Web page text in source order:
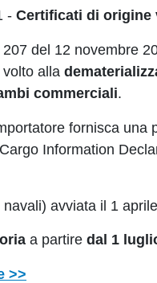
- Certificati di origine
del 12 novembre
alla
commerciali.
fornisca una
Information
avviata il 1
a partire dal 1
>>